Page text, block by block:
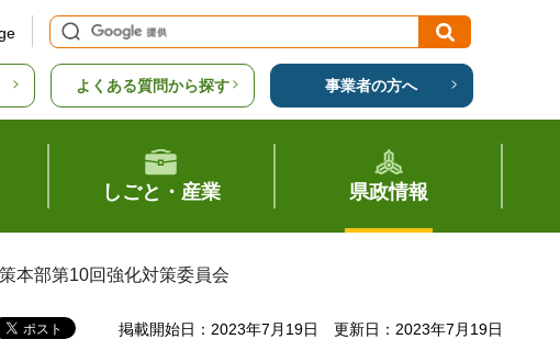
よくある質問から探す 事業者の方へ
しごと・産業 県政情報
本部第10回強化対策委員会
掲載開始日：2023年7月19日 更新日：2023年7月19日